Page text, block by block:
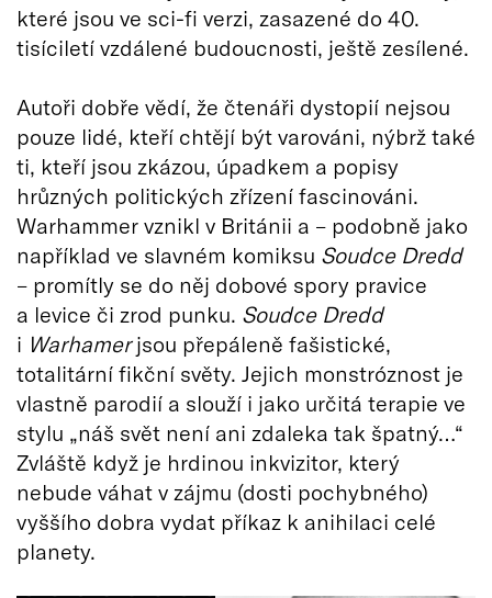
které jsou ve sci-fi verzi, zasazené do 40.
tisíciletí vzdálené budoucnosti, ještě zesílené.
Autoři dobře vědí, že čtenáři dystopií nejsou
pouze lidé, kteří chtějí být varováni, nýbrž také
ti, kteří jsou zkázou, úpadkem a popisy
hrůzných politických zřízení fascinováni.
Warhammer vznikl v Británii a – podobně jako
například ve slavném komiksu Soudce Dredd
– promítly se do něj dobové spory pravice
a levice či zrod punku. Soudce Dredd
i Warhamerjsou přepáleně fašistické,
totalitární fikční světy. Jejich monstróznost je
vlastně parodií a slouží i jako určitá terapie ve
stylu „náš svět není ani zdaleka tak špatný…“
Zvláště když je hrdinou inkvizitor, který
nebude váhat v zájmu (dosti pochybného)
vyššího dobra vydat příkaz k anihilaci celé
planety.